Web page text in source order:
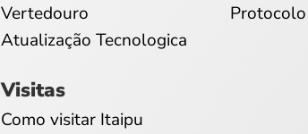
Vertedouro
Atualização Tecnologica
Visitas
Como visitar Itaipu